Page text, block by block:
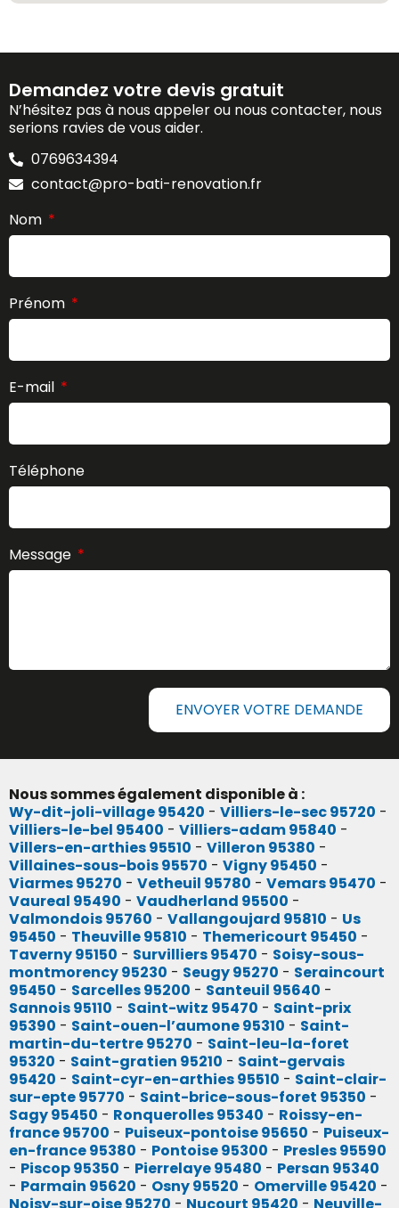
Demandez votre devis gratuit
N’hésitez pas à nous appeler ou nous contacter, nous
serions ravies de vous aider.
0769634394
contact@pro-bati-renovation.fr
Nom
Prénom
E-mail
Téléphone
Message
ENVOYER VOTRE DEMANDE
Nous sommes également disponible à :
Wy-dit-joli-village 95420 - Villiers-le-sec 95720 -
Villiers-le-bel 95400 - Villiers-adam 95840 -
Villers-en-arthies 95510 - Villeron 95380 -
Villaines-sous-bois 95570 - Vigny 95450 -
Viarmes 95270 - Vetheuil 95780 - Vemars 95470 -
Vaureal 95490 - Vaudherland 95500 -
Valmondois 95760 - Vallangoujard 95810 - Us
95450 - Theuville 95810 - Themericourt 95450 -
Taverny 95150 - Survilliers 95470 - Soisy-sous-
montmorency 95230 - Seugy 95270 - Seraincourt
95450 - Sarcelles 95200 - Santeuil 95640 -
Sannois 95110 - Saint-witz 95470 - Saint-prix
95390 - Saint-ouen-l’aumone 95310 - Saint-
martin-du-tertre 95270 - Saint-leu-la-foret
95320 - Saint-gratien 95210 - Saint-gervais
95420 - Saint-cyr-en-arthies 95510 - Saint-clair-
sur-epte 95770 - Saint-brice-sous-foret 95350 -
Sagy 95450 - Ronquerolles 95340 - Roissy-en-
france 95700 - Puiseux-pontoise 95650 - Puiseux-
en-france 95380 - Pontoise 95300 - Presles 95590
- Piscop 95350 - Pierrelaye 95480 - Persan 95340
- Parmain 95620 - Osny 95520 - Omerville 95420 -
Noisy-sur-oise 95270 - Nucourt 95420 - Neuville-